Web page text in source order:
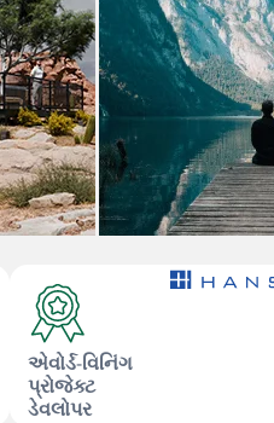
એવોર્ડ-વિનિંગ
પ્રોજેક્ટ
ડેવલોપર